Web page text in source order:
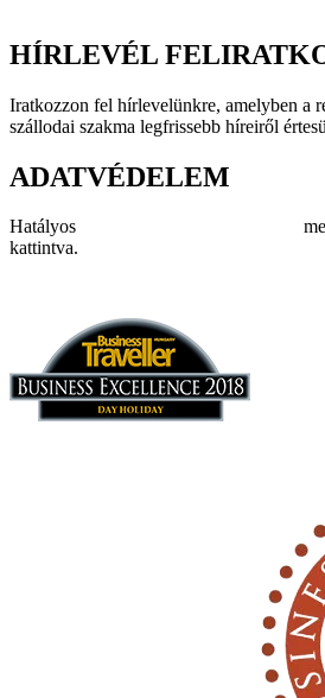
HÍRLEVÉL
Iratkozzon fel hírlevelünkre, amelyben a
szállodai szakma legfrissebb híreiről
ADATVÉDELEM
Hatályos
kattintva.